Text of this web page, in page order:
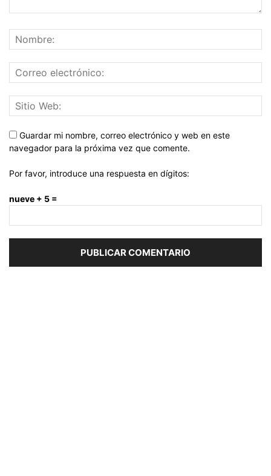
Guardar mi nombre, correo electrónico y web en este
navegador para la próxima vez que comente.
Por favor, introduce una respuesta en dígitos:
nueve + 5 =